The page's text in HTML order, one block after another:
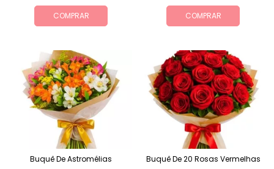
COMPRAR COMPRAR
Buquê De Astromélias Buquê De 20 Rosas Vermelhas